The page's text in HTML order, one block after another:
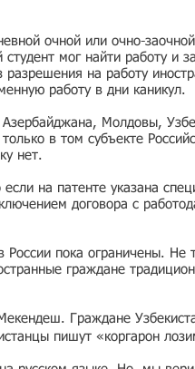
очной или очно-
мог найти работу и
на работу
работу в дни каникул.
Молдовы,
в том субъекте
нет.
на патенте указана
договора с
пока ограничены. Не
граждане
Граждане
пишут «коргарон